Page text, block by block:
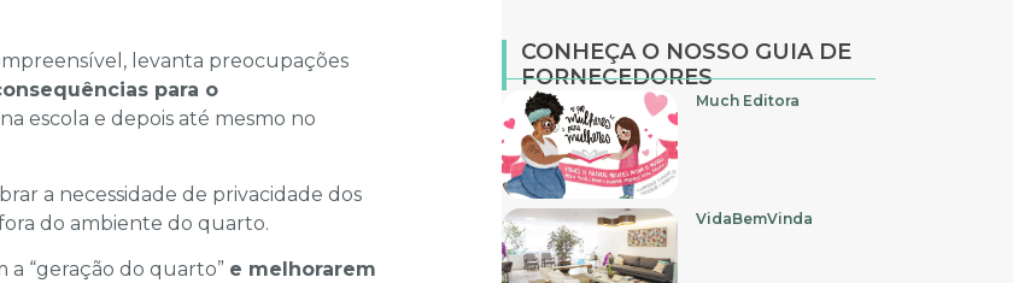
levanta preocupações
para o
escola e depois até mesmo no
a necessidade de privacidade dos
do ambiente do quarto.
a “geração do quarto” e melhorarem
CONHEÇA O NOSSO GUIA DE
FORNECEDORES
Much Editora
VidaBemVinda